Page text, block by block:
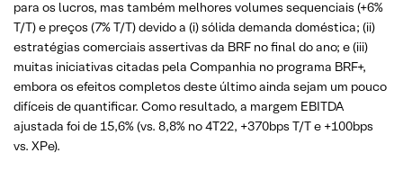
para os lucros, mas também melhores volumes sequenciais (+6%
T/T) e preços (7% T/T) devido a (i) sólida demanda doméstica; (ii)
estratégias comerciais assertivas da BRF no final do ano; e (iii)
muitas iniciativas citadas pela Companhia no programa BRF+,
embora os efeitos completos deste último ainda sejam um pouco
difíceis de quantificar. Como resultado, a margem EBITDA
ajustada foi de 15,6% (vs. 8,8% no 4T22, +370bps T/T e +100bps
vs. XPe).